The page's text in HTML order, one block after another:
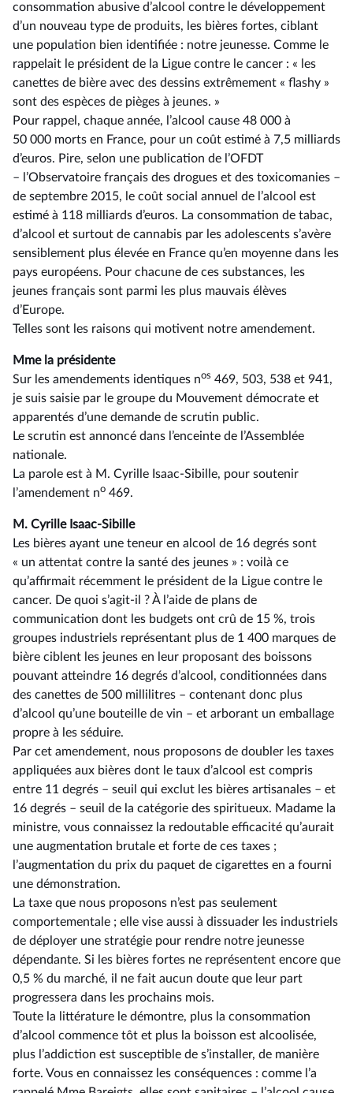
consommation abusive d’alcool contre le développement
d’un nouveau type de produits, les bières fortes, ciblant
une population bien identifiée : notre jeunesse. Comme le
rappelait le président de la Ligue contre le cancer : « les
canettes de bière avec des dessins extrêmement « flashy »
sont des espèces de pièges à jeunes. »
Pour rappel, chaque année, l’alcool cause 48 000 à
50 000 morts en France, pour un coût estimé à 7,5 milliards
d’euros. Pire, selon une publication de l’OFDT
–⁠ l’Observatoire français des drogues et des toxicomanies –
de septembre 2015, le coût social annuel de l’alcool est
estimé à 118 milliards d’euros. La consommation de tabac,
d’alcool et surtout de cannabis par les adolescents s’avère
sensiblement plus élevée en France qu’en moyenne dans les
pays européens. Pour chacune de ces substances, les
jeunes français sont parmi les plus mauvais élèves
d’Europe.
Telles sont les raisons qui motivent notre amendement.
Mme la présidente
Sur les amendements identiques nos 469, 503, 538 et 941,
je suis saisie par le groupe du Mouvement démocrate et
apparentés d’une demande de scrutin public.
Le scrutin est annoncé dans l’enceinte de l’Assemblée
nationale.
La parole est à M. Cyrille Isaac-Sibille, pour soutenir
l’amendement no 469.
M. Cyrille Isaac-Sibille
Les bières ayant une teneur en alcool de 16 degrés sont
« un attentat contre la santé des jeunes » : voilà ce
qu’affirmait récemment le président de la Ligue contre le
cancer. De quoi s’agit-il ? À l’aide de plans de
communication dont les budgets ont crû de 15 %, trois
groupes industriels représentant plus de 1 400 marques de
bière ciblent les jeunes en leur proposant des boissons
pouvant atteindre 16 degrés d’alcool, conditionnées dans
des canettes de 500 millilitres –⁠ contenant donc plus
d’alcool qu’une bouteille de vin – et arborant un emballage
propre à les séduire.
Par cet amendement, nous proposons de doubler les taxes
appliquées aux bières dont le taux d’alcool est compris
entre 11 degrés –⁠ seuil qui exclut les bières artisanales – et
16 degrés –⁠ seuil de la catégorie des spiritueux. Madame la
ministre, vous connaissez la redoutable efficacité qu’aurait
une augmentation brutale et forte de ces taxes ;
l’augmentation du prix du paquet de cigarettes en a fourni
une démonstration.
La taxe que nous proposons n’est pas seulement
comportementale ; elle vise aussi à dissuader les industriels
de déployer une stratégie pour rendre notre jeunesse
dépendante. Si les bières fortes ne représentent encore que
0,5 % du marché, il ne fait aucun doute que leur part
progressera dans les prochains mois.
Toute la littérature le démontre, plus la consommation
d’alcool commence tôt et plus la boisson est alcoolisée,
plus l’addiction est susceptible de s’installer, de manière
forte. Vous en connaissez les conséquences : comme l’a